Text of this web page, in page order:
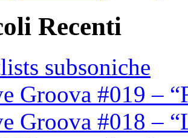
Recenti
subsoniche
Groova #019 –
Groova #018 –